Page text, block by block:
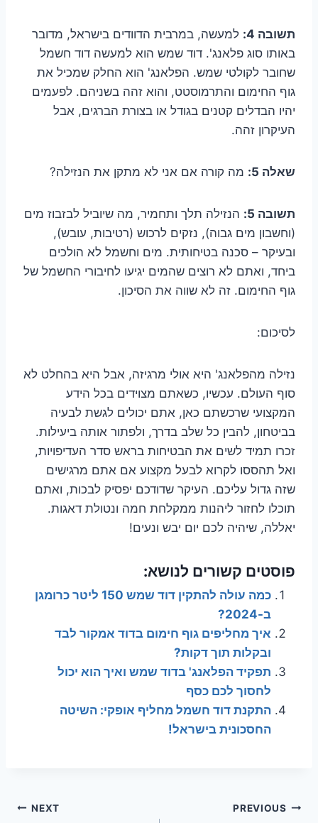
תשובה 4:
למעשה, במרבית הדוודים בישראל, מדובר
באותו סוג פלאנג'. דוד שמש הוא למעשה דוד חשמל
שחובר לקולטי שמש. הפלאנג' הוא החלק שמכיל את
גוף החימום והתרמוסטט, והוא זהה בשניהם. לפעמים
יהיו הבדלים קטנים בגודל או בצורת הברגים, אבל
העיקרון זהה.
שאלה 5: מה קורה אם אני לא מתקן את הנזילה?
תשובה 5:
הנזילה תלך ותחמיר, מה שיוביל לבזבוז מים
(וחשבון מים גבוה), נזקים לרכוש (רטיבות, עובש),
ובעיקר – סכנה בטיחותית. מים וחשמל לא הולכים
ביחד, ואתם לא רוצים שהמים יגיעו לחיבורי החשמל של
גוף החימום. זה לא שווה את הסיכון.
לסיכום:
נזילה מהפלאנג' היא אולי מרגיזה, אבל היא בהחלט לא
סוף העולם. עכשיו, כשאתם מצוידים בכל הידע
המקצועי שרכשתם כאן, אתם יכולים לגשת לבעיה
בביטחון, להבין כל שלב בדרך, ולפתור אותה ביעילות.
זכרו תמיד לשים את הבטיחות בראש סדר העדיפויות,
ואל תהססו לקרוא לבעל מקצוע אם אתם מרגישים
שזה גדול עליכם. העיקר שדודכם יפסיק לבכות, ואתם
תוכלו לחזור ליהנות ממקלחת חמה ונטולת דאגות.
יאללה, שיהיה לכם יום יבש ונעים!
פוסטים קשורים לנושא:
כמה עולה להתקין דוד שמש 150 ליטר כרומגן
ב-2024?
איך מחליפים גוף חימום בדוד אמקור לבד
ובקלות תוך דקות?
תפקיד הפלאנג' בדוד שמש ואיך הוא יכול
לחסוך לכם כסף
התקנת דוד חשמל מחליף אופקי: השיטה
החסכונית בישראל!
ניווט
PREVIOUS
NEXT